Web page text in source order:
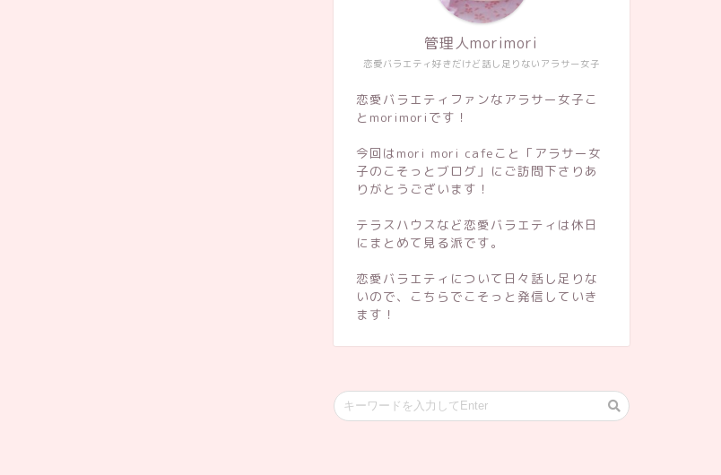
恋愛バラエティ好きだけど話し足りないアラサー女子
管理人morimori
恋愛バラエティファンなアラサー女子こ
とmorimoriです！
今回はmori mori cafeこと「アラサー女
子のこそっとブログ」にご訪問下さりあ
りがとうございます！
テラスハウスなど恋愛バラエティは休日
にまとめて見る派です。
恋愛バラエティについて日々話し足りな
いので、こちらでこそっと発信していき
ます！